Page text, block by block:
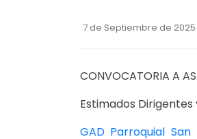
7 de Septiembre de 2025
CONVOCATORIA A
Estimados
GAD Parroquial San